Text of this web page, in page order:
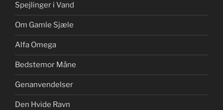
Spejlinger i Vand
Om Gamle Sjæle
Alfa Omega
Bedstemor Måne
Genanvendelser
Den Hvide Ravn